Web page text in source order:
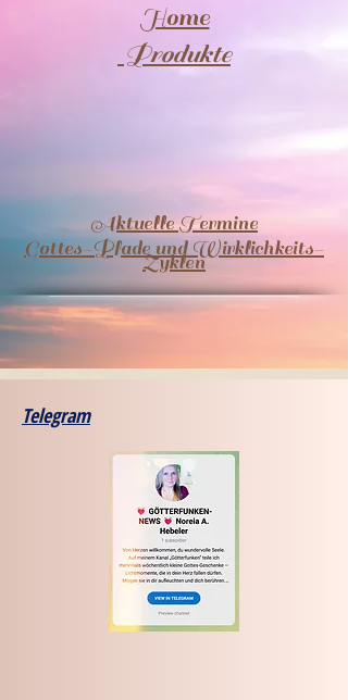
Home
Produkte
Aktuelle Termine
​Gottes-Pfade und Wirklichkeits-
Zyklen
Telegram